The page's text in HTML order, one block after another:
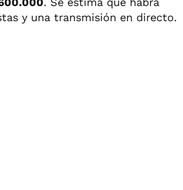
y una transmisión en directo.